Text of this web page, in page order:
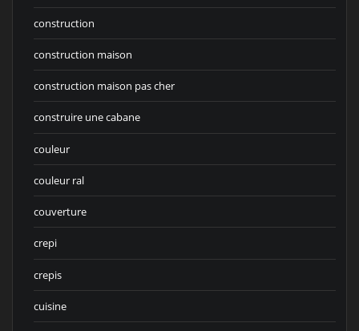
construction
construction maison
construction maison pas cher
construire une cabane
couleur
couleur ral
couverture
crepi
crepis
cuisine